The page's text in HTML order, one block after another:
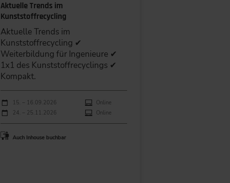
Aktuelle Trends im
Kunststoffrecycling
Aktuelle Trends im
Kunststoffrecycling ✔
Weiterbildung für Ingenieure ✔
1x1 des Kunststoffrecyclings ✔
Kompakt.
Durchführungen
Veranstaltungsdatum Veranstaltungsort
15. – 16.09.2026
Online
24. – 25.11.2026
Online
Auch Inhouse buchbar